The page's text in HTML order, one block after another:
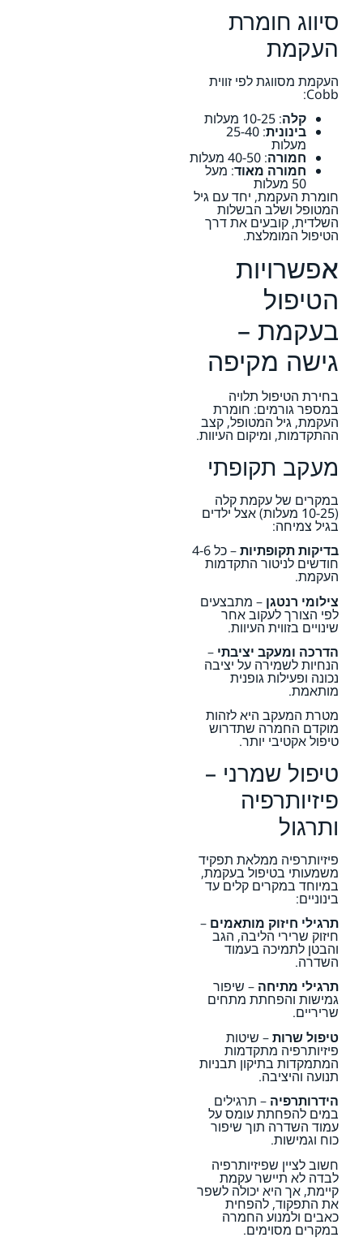
סיווג חומרת
העקמת
העקמת מסווגת לפי זווית
Cobb:
קלה: 10-25 מעלות
בינונית : 25-40
מעלות
חמורה: 40-50 מעלות
חמורה מאוד: מעל
50 מעלות
חומרת העקמת, יחד עם גיל
המטופל ושלב הבשלות
השלדית, קובעים את דרך
הטיפול המומלצת.
אפשרויות
הטיפול
בעקמת –
גישה מקיפה
בחירת הטיפול תלויה
במספר גורמים: חומרת
העקמת, גיל המטופל, קצב
ההתקדמות, ומיקום העיוות.
מעקב תקופתי
במקרים של עקמת קלה
(10-25 מעלות) אצל ילדים
בגיל צמיחה:
בדיקות תקופתיות
– כל 4-6
חודשים לניטור התקדמות
העקמת.
צילומי רנטגן – מתבצעים
לפי הצורך לעקוב אחר
שינויים בזווית העיוות.
הדרכה ומעקב יציבתי –
הנחיות לשמירה על יציבה
נכונה ופעילות גופנית
מותאמת.
מטרת המעקב היא לזהות
מוקדם החמרה שתדרוש
טיפול אקטיבי יותר.
טיפול שמרני –
פיזיותרפיה
ותרגול
פיזיותרפיה ממלאת תפקיד
משמעותי בטיפול בעקמת,
במיוחד במקרים קלים עד
בינוניים:
תרגילי חיזוק מותאמים –
חיזוק שרירי הליבה, הגב
והבטן לתמיכה בעמוד
השדרה.
תרגילי מתיחה – שיפור
גמישות והפחתת מתחים
שריריים.
טיפול שרות– שיטות
פיזיותרפיה מתקדמות
המתמקדות בתיקון תבניות
תנועה והיציבה.
הידרותרפיה – תרגילים
במים להפחתת עומס על
עמוד השדרה תוך שיפור
כוח וגמישות.
חשוב לציין שפיזיותרפיה
לבדה לא תיישר עקמת
קיימת, אך היא יכולה לשפר
את התפקוד, להפחית
כאבים ולמנוע החמרה
במקרים מסוימים.